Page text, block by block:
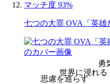
マッチ度 93%
七つの大罪 OVA「英雄
勇
思慮を巡らす
世界に浸れる